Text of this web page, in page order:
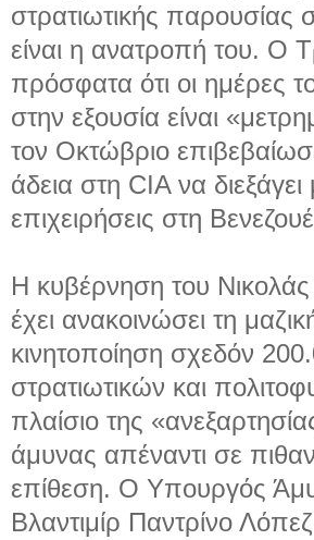
στρατιωτικής παρουσίας
είναι η ανατροπή του. Ο
πρόσφατα ότι οι ημέρες
στην εξουσία είναι
τον Οκτώβριο
άδεια στη CIA να διεξάγει
επιχειρήσεις στη
Η κυβέρνηση του
έχει ανακοινώσει τη
κινητοποίηση σχεδόν
στρατιωτικών και
πλαίσιο της
άμυνας απέναντι σε
επίθεση. Ο Υπουργός
Βλαντιμίρ Παντρίνο Λόπεζ